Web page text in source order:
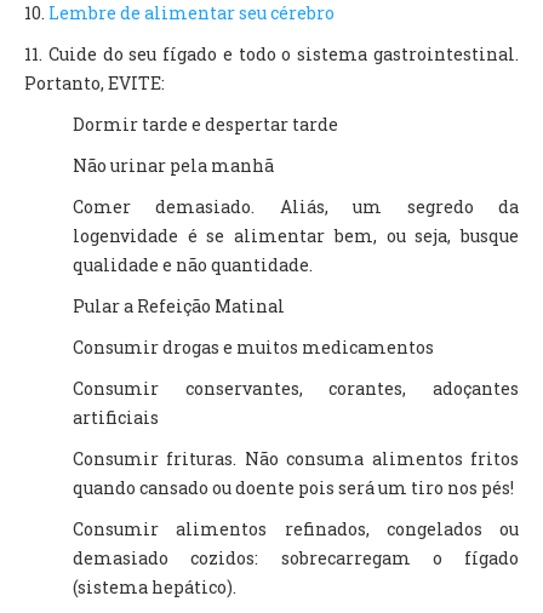
10. Lembre de alimentar seu cérebro
11. Cuide do seu fígado e todo o sistema gastrointestinal.
Portanto, EVITE:
Dormir tarde e despertar tarde
Não urinar pela manhã
Comer demasiado. Aliás, um segredo da
logenvidade é se alimentar bem, ou seja, busque
qualidade e não quantidade.
Pular a Refeição Matinal
Consumir drogas e muitos medicamentos
Consumir conservantes, corantes, adoçantes
artificiais
Consumir frituras. Não consuma alimentos fritos
quando cansado ou doente pois será um tiro nos pés!
Consumir alimentos refinados, congelados ou
demasiado cozidos: sobrecarregam o fígado
(sistema hepático).